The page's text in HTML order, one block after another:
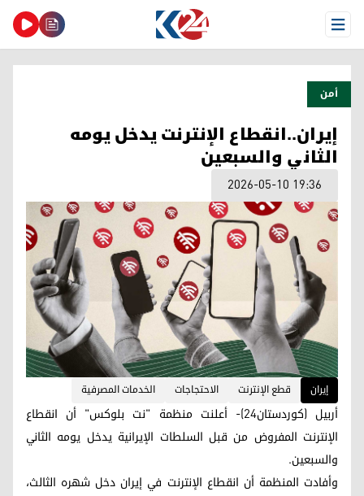
Open Menu
أمن
إيران..انقطاع الإنترنت يدخل يومه
الثاني والسبعين
2026-05-10 19:36
إيران قطع الإنترنت الاحتجاجات الخدمات المصرفية
أربيل (كوردستان24)- أعلنت منظمة "نت بلوكس" أن انقطاع
الإنترنت المفروض من قبل السلطات الإيرانية يدخل يومه الثاني
والسبعين.
وأفادت المنظمة أن انقطاع الإنترنت في إيران دخل شهره الثالث،